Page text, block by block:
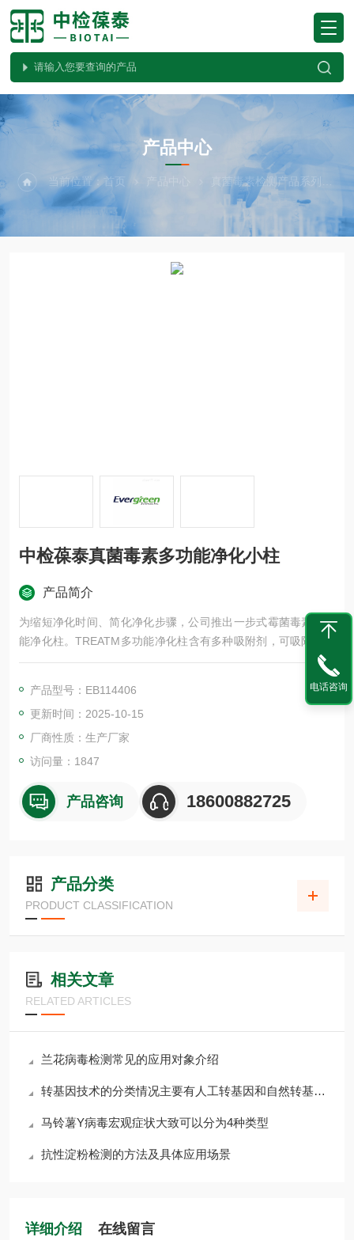
PRODUCTS CENTER
产品中心
当前位置：首页 产品中心 真菌毒素检测产品系列
中检葆泰真菌毒素多功能净化小柱
产品简介
为缩短净化时间、简化净化步骤，公司推出一步式霉菌毒素多功
能净化柱。TREATM多功能净化柱含有多种吸附剂，可吸附多种
干扰物质，如脂肪、色素、糖类和蛋白质等，因此可用于净化多
Evergreen真菌毒素多功能净化柱
产品型号：EB114406
更新时间：2025-10-15
厂商性质：生产厂家
访问量：1847
产品咨询 18600882725
产品分类
PRODUCT CLASSIFICATION
相关文章
RELATED ARTICLES
兰花病毒检测常见的应用对象介绍
转基因技术的分类情况主要有人工转基因和自然转基因两种
马铃薯Y病毒宏观症状大致可以分为4种类型
抗性淀粉检测的方法及具体应用场景
详细介绍 在线留言
电话咨询